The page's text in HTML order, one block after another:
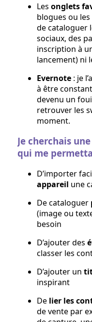
Les onglets
blogues ou
de cataloguer
sociaux, des
inscription à
lancement) ni
Evernote : je
à être
devenu un
retrouver les
moment.
Je cherchais
qui me
D’importer
appareil une
De cataloguer
(image ou
besoin
D’ajouter des
classer les
D’ajouter un
inspirant
De lier les
de vente par